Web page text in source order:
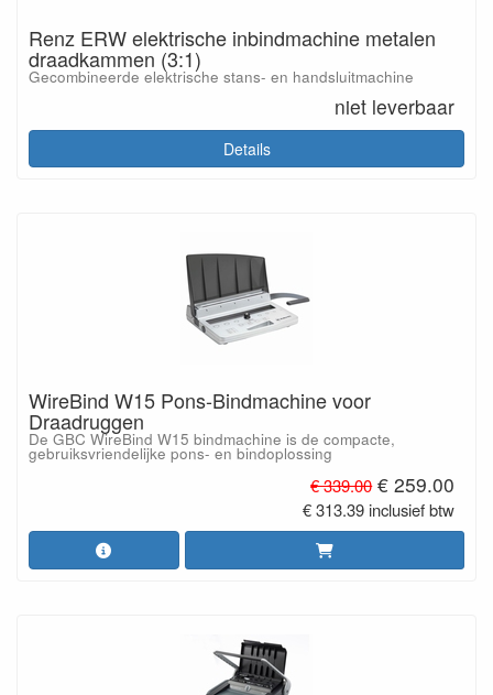
Renz ERW elektrische inbindmachine metalen
draadkammen (3:1)
Gecombineerde elektrische stans- en handsluitmachine
niet leverbaar
Details
WireBind W15 Pons-Bindmachine voor
Draadruggen
De GBC WireBind W15 bindmachine is de compacte,
gebruiksvriendelijke pons- en bindoplossing
€ 339.00 € 259.00
€ 313.39 inclusief btw